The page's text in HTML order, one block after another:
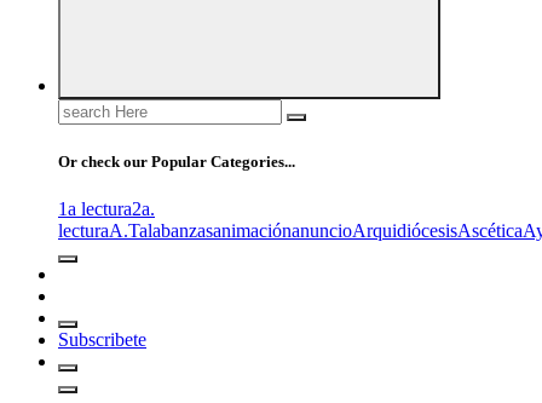
Search
for:
Or check our Popular Categories...
1a lectura2a.
lecturaA.TalabanzasanimaciónanuncioArquidiócesisAscética
Subscribete